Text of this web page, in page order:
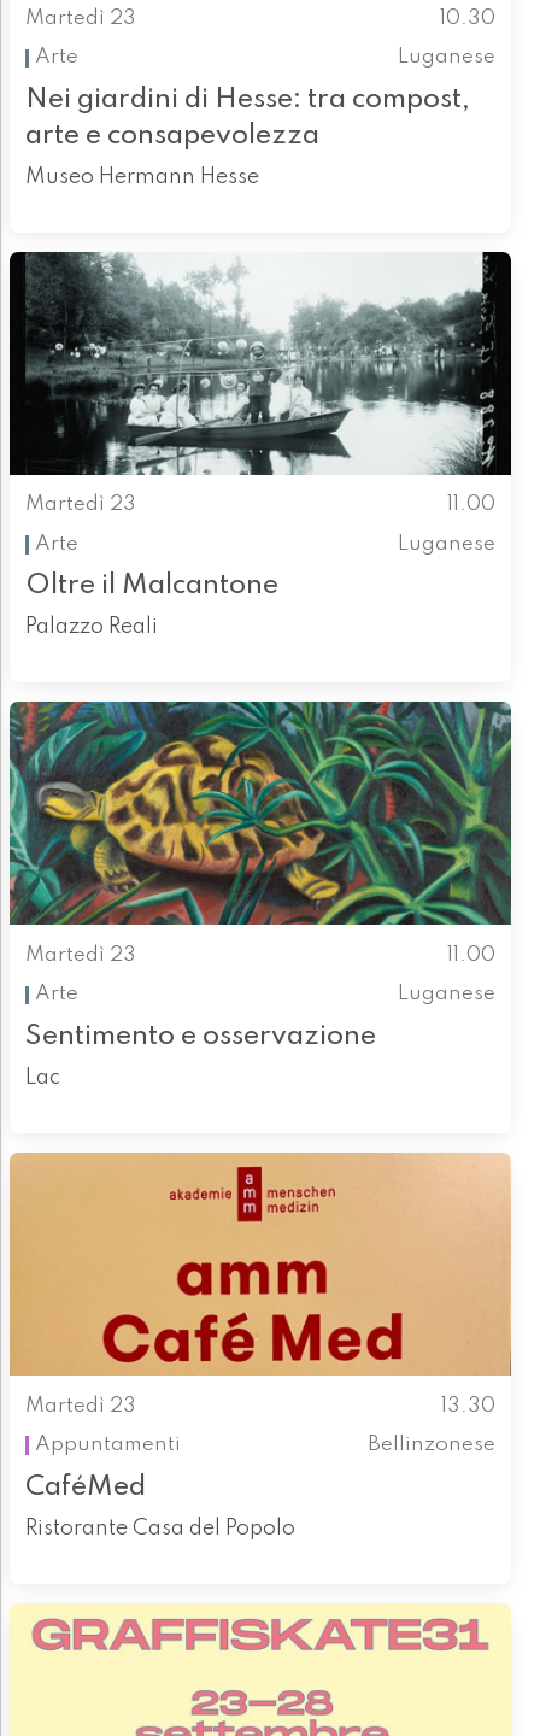
Martedì 23
10.30
Arte
Luganese
Nei giardini di Hesse: tra compost,
arte e consapevolezza
Museo Hermann Hesse
Martedì 23
11.00
Arte
Luganese
Oltre il Malcantone
Palazzo Reali
Martedì 23
11.00
Arte
Luganese
Sentimento e osservazione
Lac
Martedì 23
13.30
Appuntamenti
Bellinzonese
CaféMed
Ristorante Casa del Popolo